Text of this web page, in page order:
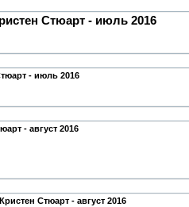
Стюарт - июль 2016
- июль 2016
- август 2016
Стюарт - август 2016